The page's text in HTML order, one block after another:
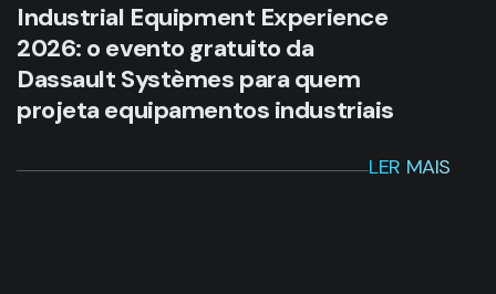
Industrial Equipment Experience
2026: o evento gratuito da
Dassault Systèmes para quem
projeta equipamentos industriais
LER MAIS